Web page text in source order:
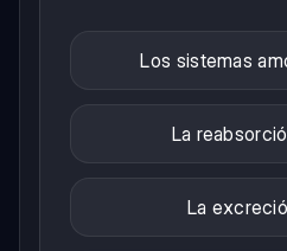
Los sistemas
La
La